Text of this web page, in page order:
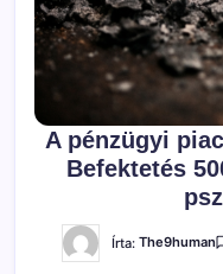
A pénzügyi
Befektetés
Írta: The9human